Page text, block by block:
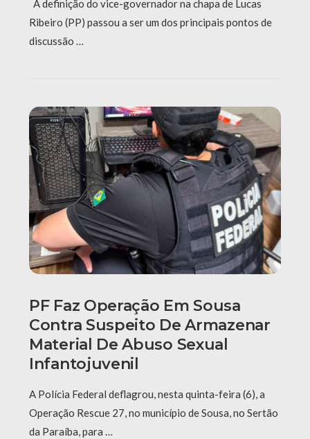
A definição do vice-governador na chapa de Lucas
Ribeiro (PP) passou a ser um dos principais pontos de
discussão …
PF Faz Operação Em Sousa
Contra Suspeito De Armazenar
Material De Abuso Sexual
Infantojuvenil
A Polícia Federal deflagrou, nesta quinta-feira (6), a
Operação Rescue 27, no município de Sousa, no Sertão
da Paraíba, para …